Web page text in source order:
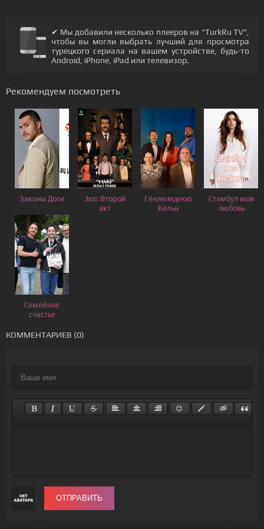
✔ Мы добавили несколько плееров на “TurkRu TV”,
чтобы вы могли выбрать лучший для просмотра
турецкого сериала на вашем устройстве, будь-то
Android, iPhone, iPad или телевизор.
Рекомендуем посмотреть
Законы Доги
Эхо: Второй
акт
Гёнлюмдекю
Кёльн
Стамбул моя
любовь
Семейное
счастье
КОММЕНТАРИЕВ (0)
ОТПРАВИТЬ